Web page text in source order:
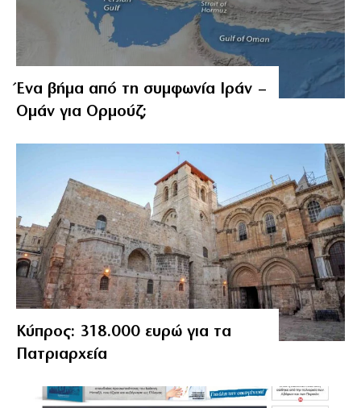
Ένα βήμα από τη συμφωνία Ιράν –
Ομάν για Ορμούζ;
Κύπρος: 318.000 ευρώ για τα
Πατριαρχεία